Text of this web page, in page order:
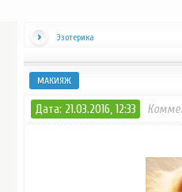
Эзотерика
МАКИЯЖ
Дата: 21.03.2016, 12:33